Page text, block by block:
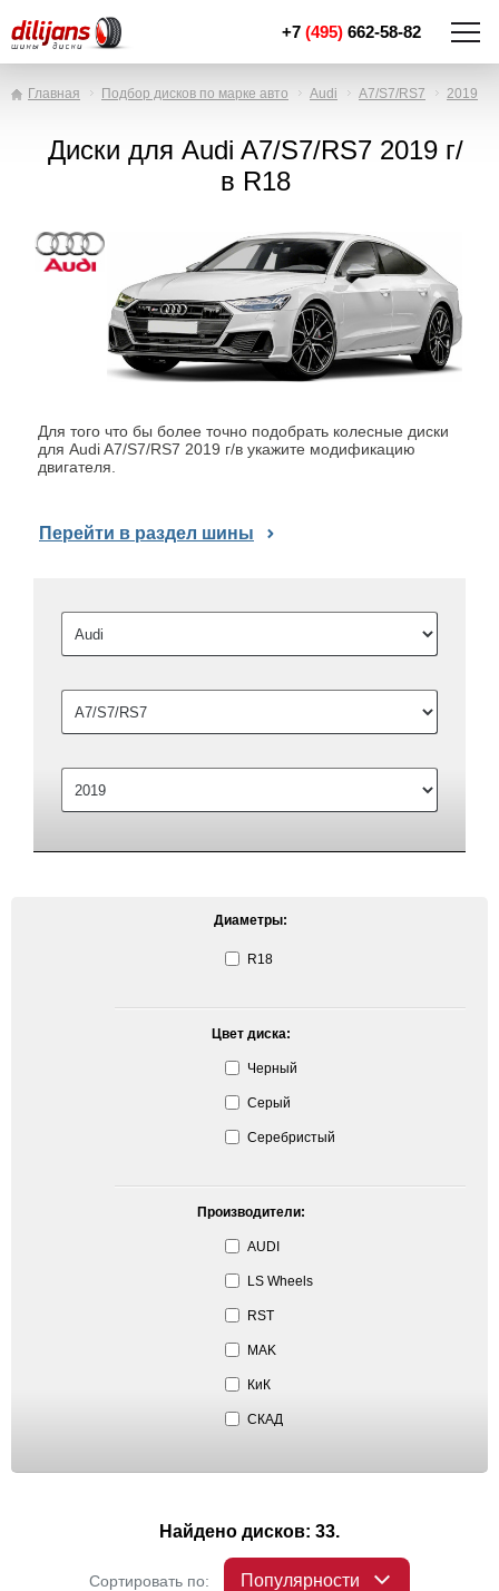
+7 (495) 662-58-82
Главная Подбор дисков по марке авто Audi A7/S7/RS7 2019
Диски для Audi A7/S7/RS7 2019 г/
в R18
Для того что бы более точно подобрать колесные диски
для Audi A7/S7/RS7 2019 г/в укажите модификацию
двигателя.
Перейти в раздел шины
Диаметры:
R18
Цвет диска:
Черный
Серый
Серебристый
Производители:
AUDI
LS Wheels
RST
MAK
КиК
СКАД
Найдено дисков: 33.
Сортировать по: Популярности